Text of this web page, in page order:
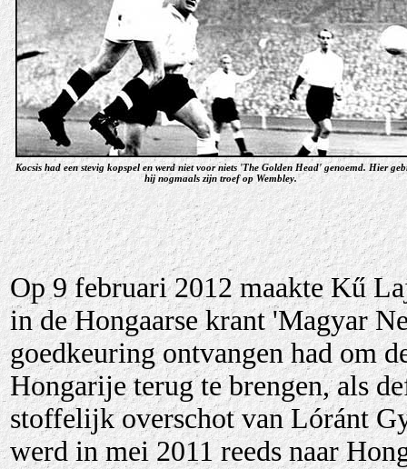
Kocsis had een stevig kopspel en werd niet voor niets 'The Golden Head' genoemd. Hier
hij nogmaals zijn troef op Wembley.
Op 9 februari 2012 maakte Kű
in de Hongaarse krant 'Magyar
goedkeuring ontvangen had om
Hongarije terug te brengen, als
stoffelijk overschot vanLóránt
werd in mei 2011 reeds naar